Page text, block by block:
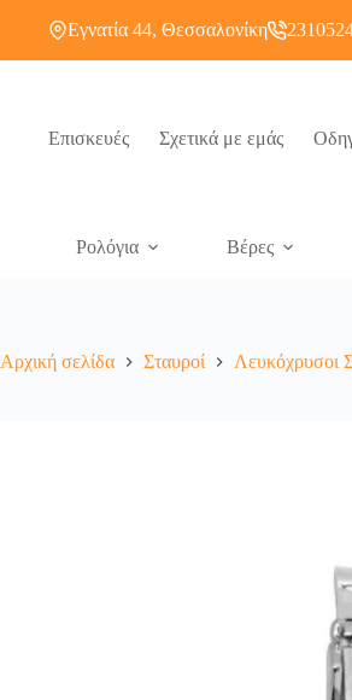
Εγνατία 44, Θεσσαλονίκη
Επισκευές Σχετικά με εμάς
Ρολόγια Βέρες
Αρχική σελίδα Σταυροί Λευκόχρυσοι